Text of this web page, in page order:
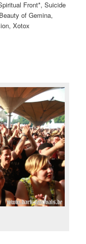
Front*, Suicide
of Gemina,
Xotox